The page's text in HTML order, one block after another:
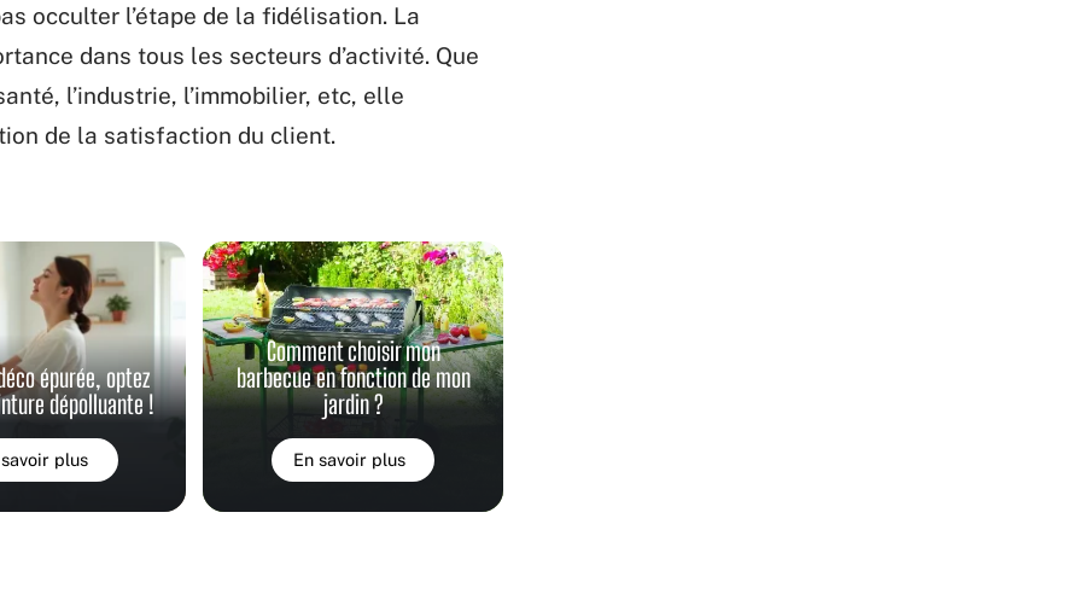
occulter l’étape de la fidélisation. La
dans tous les secteurs d’activité. Que
l’industrie, l’immobilier, etc, elle
de la satisfaction du client.
épurée, optez
dépolluante !
savoir plus
Comment choisir mon
barbecue en fonction de mon
jardin ?
En savoir plus